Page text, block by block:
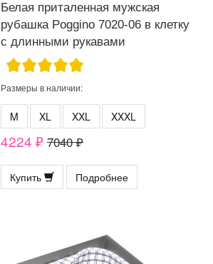
Белая приталенная мужская
рубашка Poggino 7020-06 в клетку
с длинными рукавами
Размеры в наличии:
M XL XXL XXXL
4224 ₽ 7040 ₽
Купить Подробнее